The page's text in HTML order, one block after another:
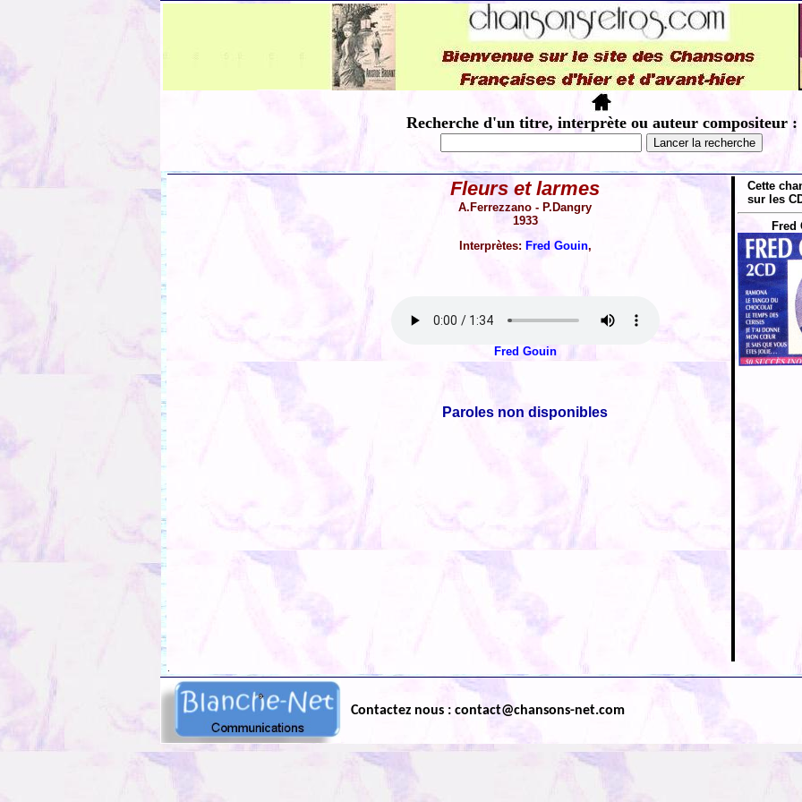
Recherche d'un titre, interprète ou auteur compositeur :
Fleurs et larmes
A.Ferrezzano - P.Dangry
1933
Interprètes: Fred Gouin,
Fred Gouin
Paroles non disponibles
Cette
sur les
Fred
Contactez nous : contact@chansons-net.com